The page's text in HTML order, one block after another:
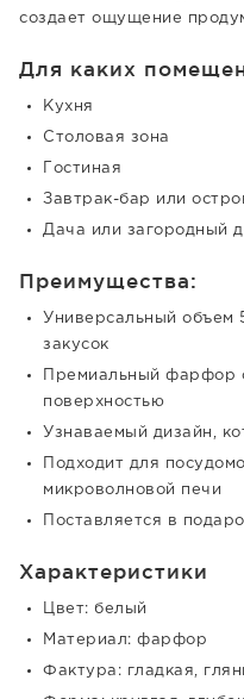
создает ощущение
Для каких
Кухня
Столовая зона
Гостиная
Завтрак-бар или
Дача или загородный
Преимущества:
Универсальный объем
закусок
Премиальный фарфор
поверхностью
Узнаваемый дизайн,
Подходит для
микроволновой печи
Поставляется в
Характеристики
Цвет: белый
Материал: фарфор
Фактура: гладкая,